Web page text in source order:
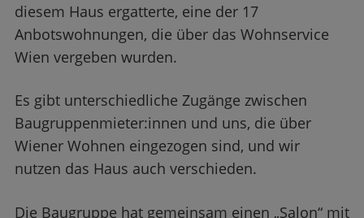
diesem Haus ergatterte, eine der 17
Anbotswohnungen, die über das Wohnservice
Wien vergeben wurden.
Es gibt unterschiedliche Zugänge zwischen
Baugruppenmieter:innen und uns, die über
Wiener Wohnen eingezogen sind, und wir
nutzen das Haus auch verschieden.
Die Baugruppe hat gemeinsam einen „Salon“ mit